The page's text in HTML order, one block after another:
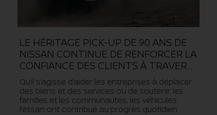
LE HÉRITAGE PICK-UP DE 90 ANS DE
NISSAN CONTINUE DE RENFORCER LA
CONFIANCE DES CLIENTS À TRAVERS
L’AFRIQUE
Qu’il s’agisse d’aider les entreprises à déplacer
des biens et des services ou de soutenir les
familles et les communautés, les véhicules
Nissan ont contribué au progrès quotidien.